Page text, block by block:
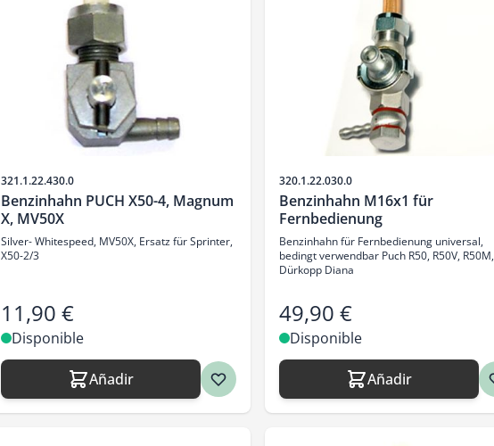
SKU
321.1.22.430.0
Benzinhahn PUCH X50-4, Magnum
X, MV50X
Silver- Whitespeed, MV50X, Ersatz für Sprinter,
X50-2/3
11,90 €
Disponible
Añadir
SKU
320.1.22.030.0
Benzinhahn M16x1 für
Fernbedienung
Benzinhahn für Fernbedienung universal,
bedingt verwendbar Puch R50, R50V, R50M,
Dürkopp Diana
49,90 €
Disponible
Añadir